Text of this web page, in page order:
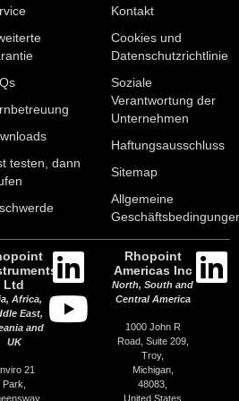
testen, dann
Kontakt
Cookies und
Datenschutzrichtlinie
Soziale
Verantwortung der
Unternehmen
Haftungsausschluss
Sitemap
Allgemeine
Ltd
Africa,
East,
and
UK
21
Park,
Rhopoint
Americas Inc
North, South and
Central America
1000 John R
Road, Suite 209,
Troy,
Michigan,
48083,
United States